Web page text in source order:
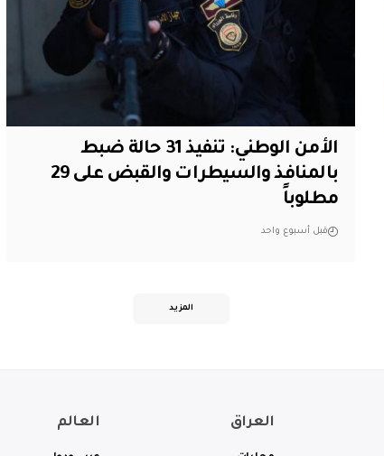
الأمن الوطني: تنفيذ 31 حالة ضبط
بالمنافذ والسيطرات والقبض على 29
مطلوباً
قبل أسبوع واحد
المزيد
العراق العالم